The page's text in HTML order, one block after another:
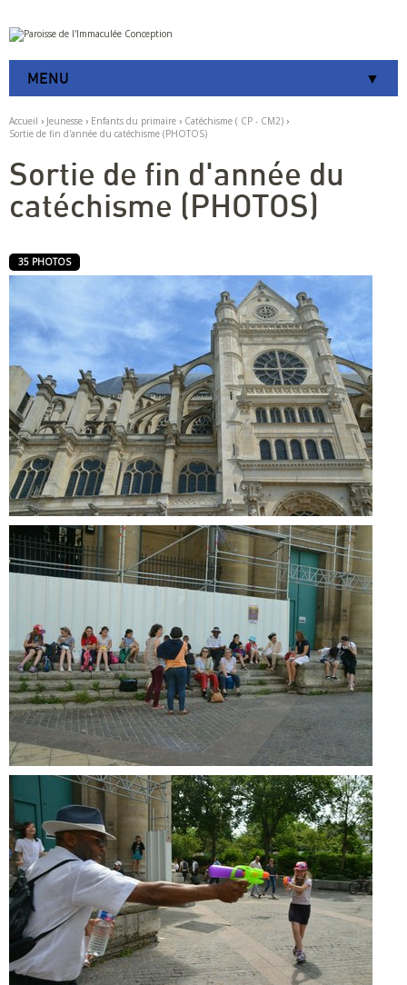
Aller
au
contenu.
à
navigation
Outils
personnels
MENU
Accueil › Jeunesse › Enfants du primaire › Catéchisme ( CP - CM2) ›
Sortie de fin d'année du catéchisme (PHOTOS)
Sortie de fin d'année du
catéchisme (PHOTOS)
35 PHOTOS